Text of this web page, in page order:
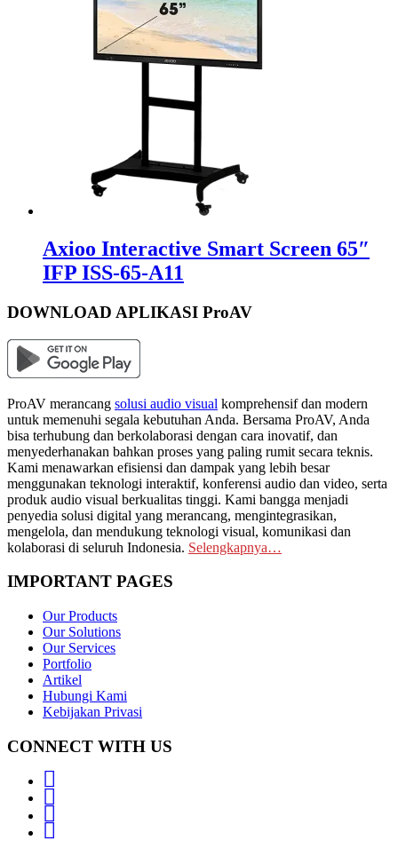
Axioo Interactive Smart Screen 65″
IFP ISS-65-A11
DOWNLOAD APLIKASI ProAV
ProAV merancang solusi audio visual komprehensif dan modern
untuk memenuhi segala kebutuhan Anda. Bersama ProAV, Anda
bisa terhubung dan berkolaborasi dengan cara inovatif, dan
menyederhanakan bahkan proses yang paling rumit secara teknis.
Kami menawarkan efisiensi dan dampak yang lebih besar
menggunakan teknologi interaktif, konferensi audio dan video, serta
produk audio visual berkualitas tinggi. Kami bangga menjadi
penyedia solusi digital yang merancang, mengintegrasikan,
mengelola, dan mendukung teknologi visual, komunikasi dan
kolaborasi di seluruh Indonesia. Selengkapnya…
IMPORTANT PAGES
Our Products
Our Solutions
Our Services
Portfolio
Artikel
Hubungi Kami
Kebijakan Privasi
CONNECT WITH US